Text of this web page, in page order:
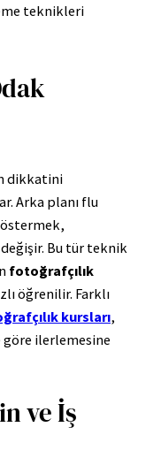
teknikleri
dikkatini
Arka planı flu
Bu tür teknik
fotoğrafçılık
öğrenilir. Farklı
kursları,
göre ilerlemesine
ve İş